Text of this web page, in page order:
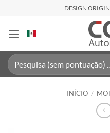
content
DESIGN
Pesquisar
por:
INÍCIO /